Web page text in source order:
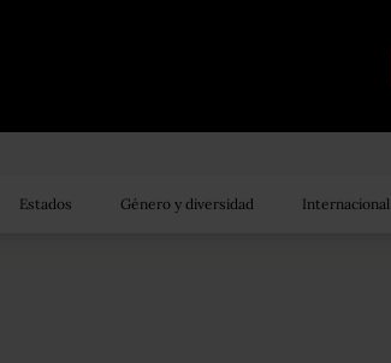
Estados Género y diversidad Internacional